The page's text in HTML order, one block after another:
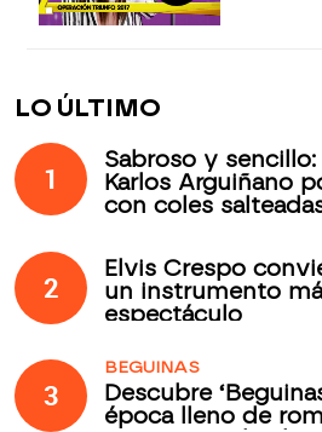
LO ÚLTIMO
1
Sabroso y
Karlos Arguiñano
con coles
2
Elvis Crespo
un instrumento
espectáculo
3
BEGUINAS
Descubre
época lleno de